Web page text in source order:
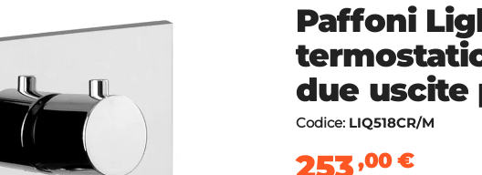
Paffoni
due uscite
Codice: LIQ518CR/M
,00€